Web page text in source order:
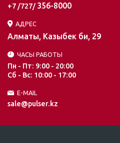
+7 /727/ 356-8000
АДРЕС
Алматы, Казыбек би, 29
ЧАСЫ РАБОТЫ
Пн - Пт: 9:00 - 20:00
Сб - Вс: 10:00 - 17:00
E-MAIL
sale@pulser.kz